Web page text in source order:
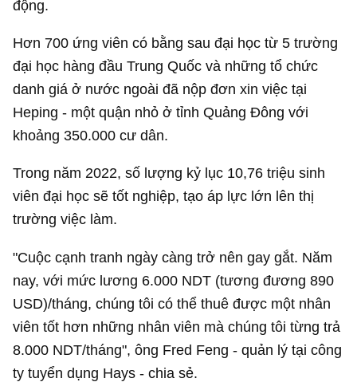
động.
Hơn 700 ứng viên có bằng sau đại học từ 5 trường
đại học hàng đầu Trung Quốc và những tổ chức
danh giá ở nước ngoài đã nộp đơn xin việc tại
Heping - một quận nhỏ ở tỉnh Quảng Đông với
khoảng 350.000 cư dân.
Trong năm 2022, số lượng kỷ lục 10,76 triệu sinh
viên đại học sẽ tốt nghiệp, tạo áp lực lớn lên thị
trường việc làm.
"Cuộc cạnh tranh ngày càng trở nên gay gắt. Năm
nay, với mức lương 6.000 NDT (tương đương890
USD)/tháng, chúng tôi có thể thuê được một nhân
viên tốt hơn những nhân viên mà chúng tôi từng trả
8.000 NDT/tháng", ông Fred Feng - quản lý tại công
ty tuyển dụng Hays - chia sẻ.